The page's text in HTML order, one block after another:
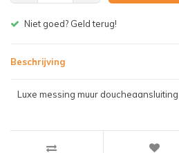
Gratis bezorgen v.a. € 150,- (NL)
Beschrijving
Luxe messing muur